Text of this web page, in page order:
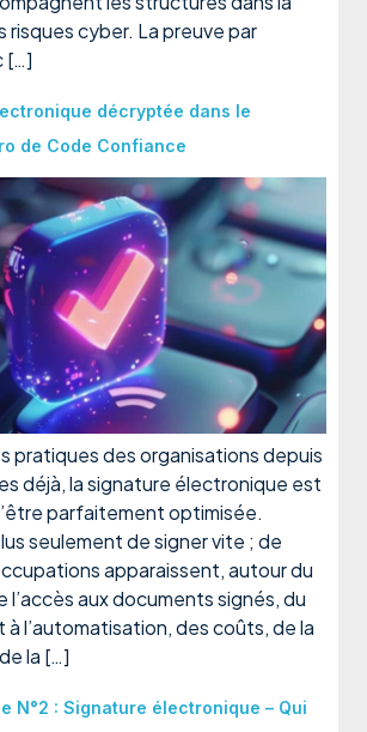
cyber. La preuve par
[…]
décryptée dans le
de Code Confiance
pratiques des organisations depuis
déjà, la signature électronique est
parfaitement optimisée.
seulement de signer vite ; de
apparaissent, autour du
aux documents signés, du
à l’automatisation, des coûts, de la
la […]
N°2 : Signature électronique – Qui